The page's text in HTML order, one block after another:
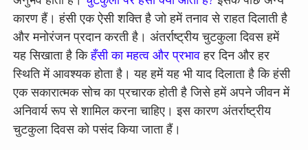
कारण हैं। हंसी एक ऐसी शक्ति है जो हमें तनाव से राहत दिलाती है
और मनोरंजन प्रदान करती है। अंतर्राष्ट्रीय चुटकुला दिवस हमें
यह सिखाता है किहँसी का महत्व और प्रभाव हर दिन और हर
स्थिति में आवश्यक होता है। यह हमें यह भी याद दिलाता है कि हंसी
एक सकारात्मक सोच का प्रचारक होती है जिसे हमें अपने जीवन में
अनिवार्य रूप से शामिल करना चाहिए। इस कारण अंतर्राष्ट्रीय
चुटकुला दिवस को पसंद किया जाता हैं।